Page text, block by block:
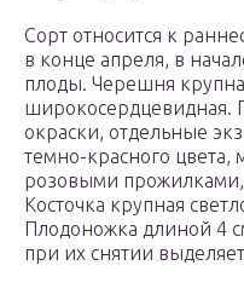
Сорт относится к
в конце апреля, в
плоды. Черешня
широкосердцевидная.
окраски, отдельные
темно-красного цвета,
розовыми прожилками,
Косточка крупная
Плодоножка длиной 4
при их снятии